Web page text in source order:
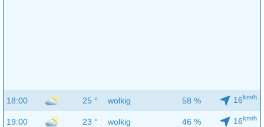
18:00 25 ° wolkig 58 % 16km/h
19:00 23 ° wolkig 46 % 16km/h